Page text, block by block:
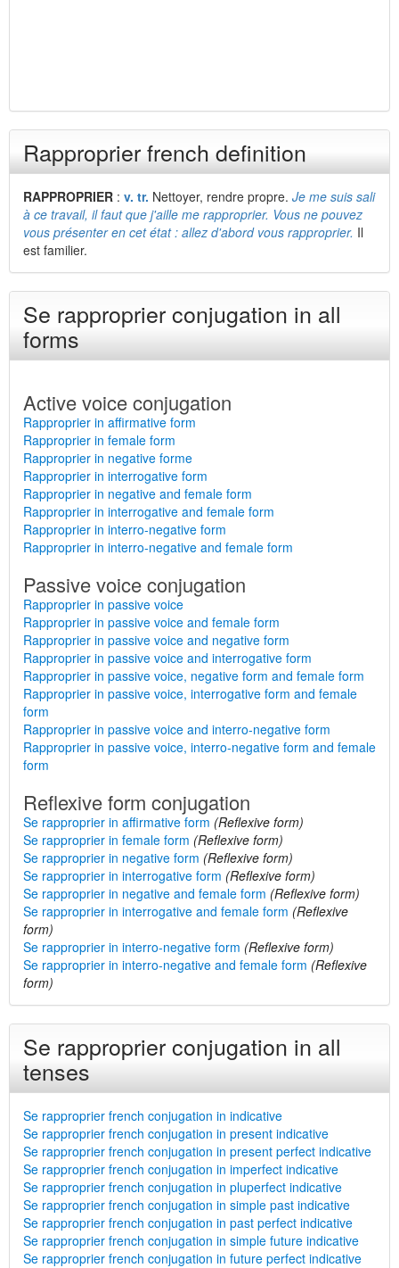
Rapproprier french definition
RAPPROPRIER : v. tr. Nettoyer, rendre propre. Je me suis sali
à ce travail, il faut que j'aille me rapproprier. Vous ne pouvez
vous présenter en cet état : allez d'abord vous rapproprier. Il
est familier.
Se rapproprier conjugation in all
forms
Active voice conjugation
Rapproprier in affirmative form
Rapproprier in female form
Rapproprier in negative forme
Rapproprier in interrogative form
Rapproprier in negative and female form
Rapproprier in interrogative and female form
Rapproprier in interro-negative form
Rapproprier in interro-negative and female form
Passive voice conjugation
Rapproprier in passive voice
Rapproprier in passive voice and female form
Rapproprier in passive voice and negative form
Rapproprier in passive voice and interrogative form
Rapproprier in passive voice, negative form and female form
Rapproprier in passive voice, interrogative form and female
form
Rapproprier in passive voice and interro-negative form
Rapproprier in passive voice, interro-negative form and female
form
Reflexive form conjugation
Se rapproprier in affirmative form (Reflexive form)
Se rapproprier in female form (Reflexive form)
Se rapproprier in negative form (Reflexive form)
Se rapproprier in interrogative form (Reflexive form)
Se rapproprier in negative and female form (Reflexive form)
Se rapproprier in interrogative and female form (Reflexive
form)
Se rapproprier in interro-negative form (Reflexive form)
Se rapproprier in interro-negative and female form (Reflexive
form)
Se rapproprier conjugation in all
tenses
Se rapproprier french conjugation in indicative
Se rapproprier french conjugation in present indicative
Se rapproprier french conjugation in present perfect indicative
Se rapproprier french conjugation in imperfect indicative
Se rapproprier french conjugation in pluperfect indicative
Se rapproprier french conjugation in simple past indicative
Se rapproprier french conjugation in past perfect indicative
Se rapproprier french conjugation in simple future indicative
Se rapproprier french conjugation in future perfect indicative